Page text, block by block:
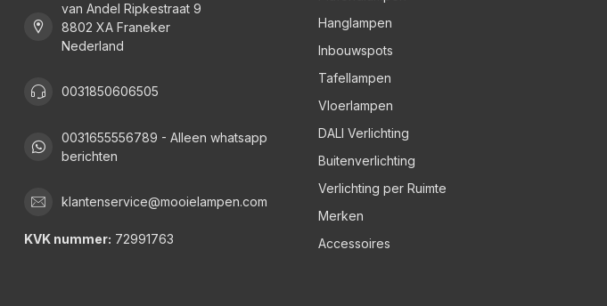
van Andel Ripkestraat 9
8802 XA Franeker
Nederland
0031850606505
0031655556789 - Alleen whatsapp
berichten
klantenservice@mooielampen.com
KVK nummer: 72991763
Hanglampen
Inbouwspots
Tafellampen
Vloerlampen
DALI Verlichting
Buitenverlichting
Verlichting per Ruimte
Merken
Accessoires